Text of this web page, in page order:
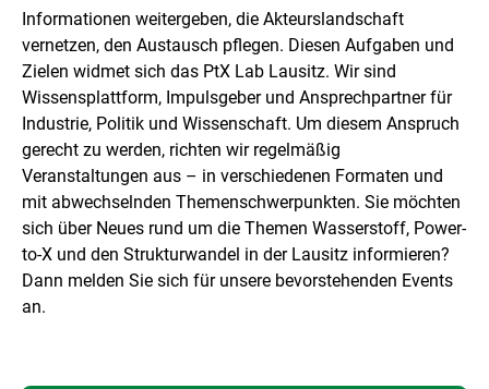
Informationen weitergeben, die Akteurslandschaft
vernetzen, den Austausch pflegen. Diesen Aufgaben und
Zielen widmet sich das PtX Lab Lausitz. Wir sind
Wissensplattform, Impulsgeber und Ansprechpartner für
Industrie, Politik und Wissenschaft. Um diesem Anspruch
gerecht zu werden, richten wir regelmäßig
Veranstaltungen aus – in verschiedenen Formaten und
mit abwechselnden Themenschwerpunkten. Sie möchten
sich über Neues rund um die Themen Wasserstoff, Power-
to-X und den Strukturwandel in der Lausitz informieren?
Dann melden Sie sich für unsere bevorstehenden Events
an.